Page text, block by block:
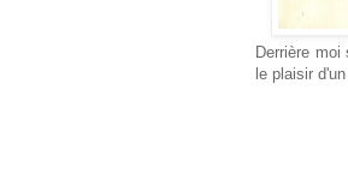
Derrière
le plaisir